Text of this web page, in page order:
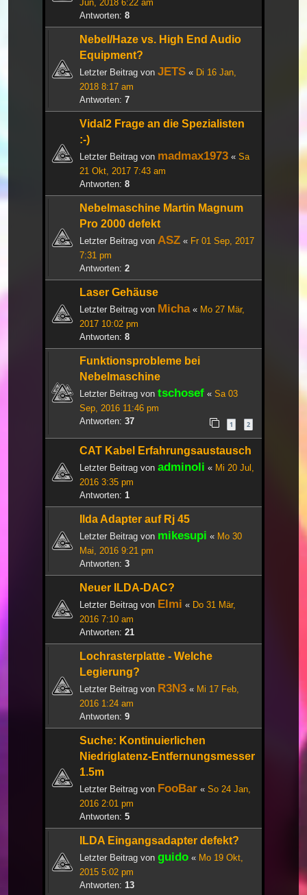
Jun, 2018 6:22 am
Antworten: 8
Nebel/Haze vs. High End Audio
Equipment?
Letzter Beitrag von JETS « Di 16 Jan,
2018 8:17 am
Antworten: 7
Vidal2 Frage an die Spezialisten
:-)
Letzter Beitrag von madmax1973 « Sa
21 Okt, 2017 7:43 am
Antworten: 8
Nebelmaschine Martin Magnum
Pro 2000 defekt
Letzter Beitrag von ASZ « Fr 01 Sep, 2017
7:31 pm
Antworten: 2
Laser Gehäuse
Letzter Beitrag von Micha« Mo 27 Mär,
2017 10:02 pm
Antworten: 8
Funktionsprobleme bei
Nebelmaschine
Letzter Beitrag von tschosef « Sa 03
Sep, 2016 11:46 pm
Antworten: 37 1 2
CAT Kabel Erfahrungsaustausch
Letzter Beitrag von adminoli « Mi 20 Jul,
2016 3:35 pm
Antworten: 1
Ilda Adapter auf Rj 45
Letzter Beitrag von mikesupi « Mo 30
Mai, 2016 9:21 pm
Antworten: 3
Neuer ILDA-DAC?
Letzter Beitrag von Elmi « Do 31 Mär,
2016 7:10 am
Antworten: 21
Lochrasterplatte - Welche
Legierung?
Letzter Beitrag von R3N3 « Mi 17 Feb,
2016 1:24 am
Antworten: 9
Suche: Kontinuierlichen
Niedriglatenz-Entfernungsmesser
1.5m
Letzter Beitrag von FooBar « So 24 Jan,
2016 2:01 pm
Antworten: 5
ILDA Eingangsadapter defekt?
Letzter Beitrag von guido « Mo 19 Okt,
2015 5:02 pm
Antworten: 13